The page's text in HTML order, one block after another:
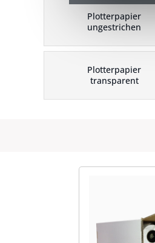
Plotterpapier
ungestrichen
Plotterpapier
transparent